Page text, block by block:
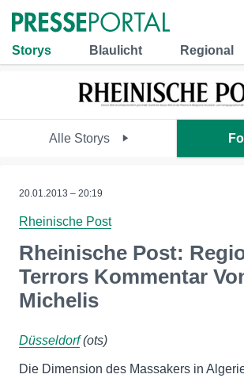
Storys Blaulicht Regional
Alle Storys
20.01.2013 – 20:19
Rheinische Post
Rheinische Post:
Terrors Kommentar
Michelis
Düsseldorf(ots)
Die Dimension des Massakers in